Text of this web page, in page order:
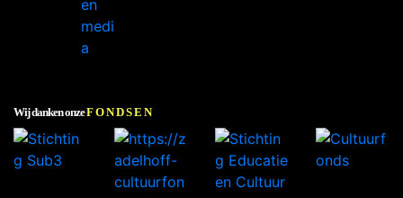
Wij danken onzeFONDSEN